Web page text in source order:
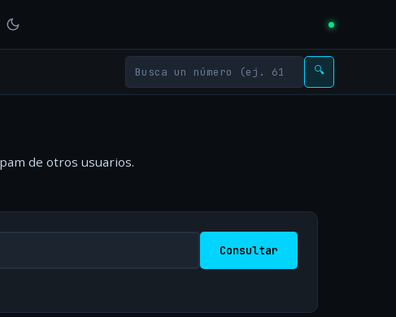
🔍
de otros usuarios.
Consultar